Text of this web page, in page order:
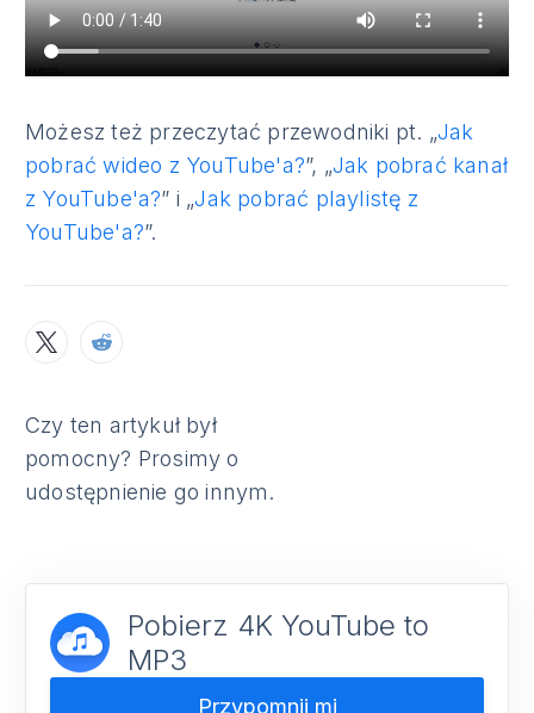
Możesz też przeczytać przewodniki pt. „Jak
pobrać wideo z YouTube'a?”, „Jak pobrać kanał
z YouTube'a?” i „Jak pobrać playlistę z
YouTube'a?”.
Czy ten artykuł był
pomocny? Prosimy o
udostępnienie go innym.
Pobierz 4K YouTube to
MP3
Przypomnij mi